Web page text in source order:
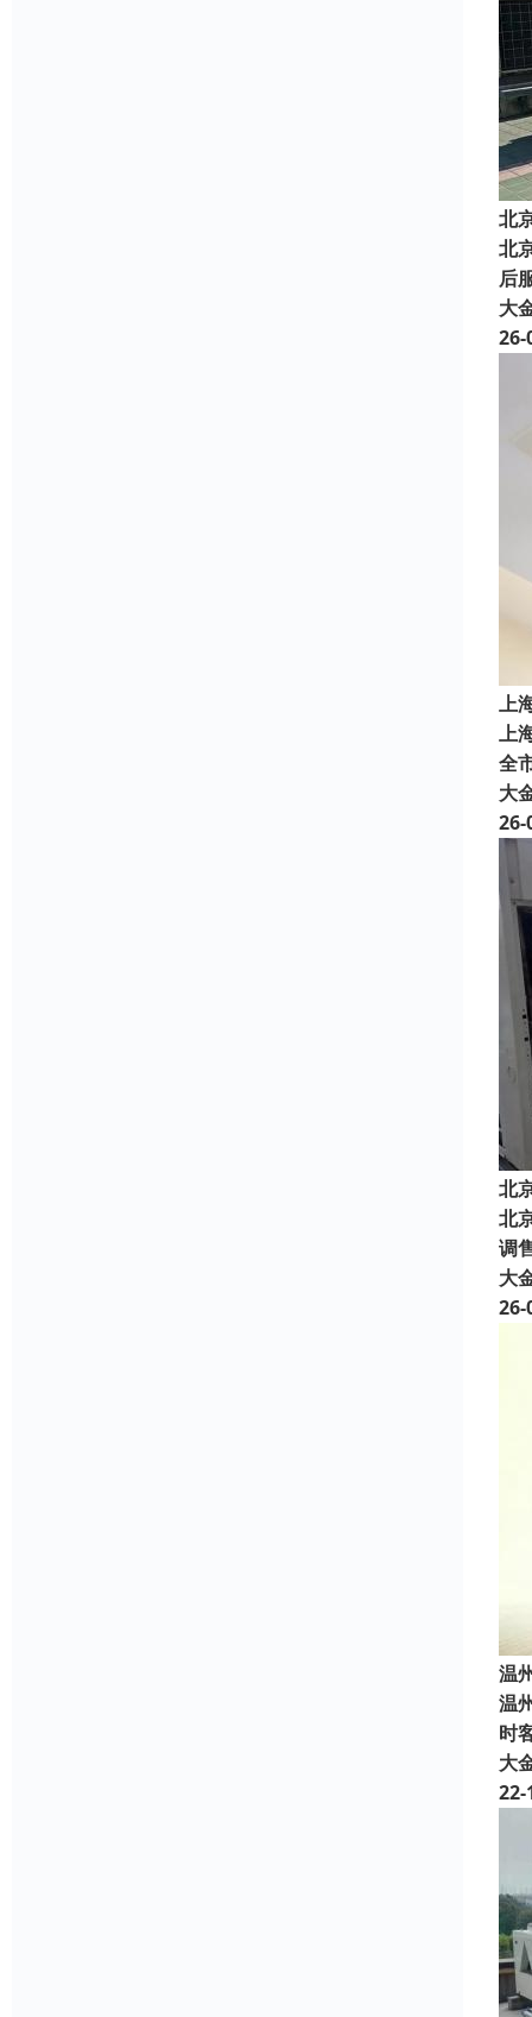
北
北
后
大
26-
上
上
全
大
26-
北
北
调
大
26-
温
温
时
大
22-